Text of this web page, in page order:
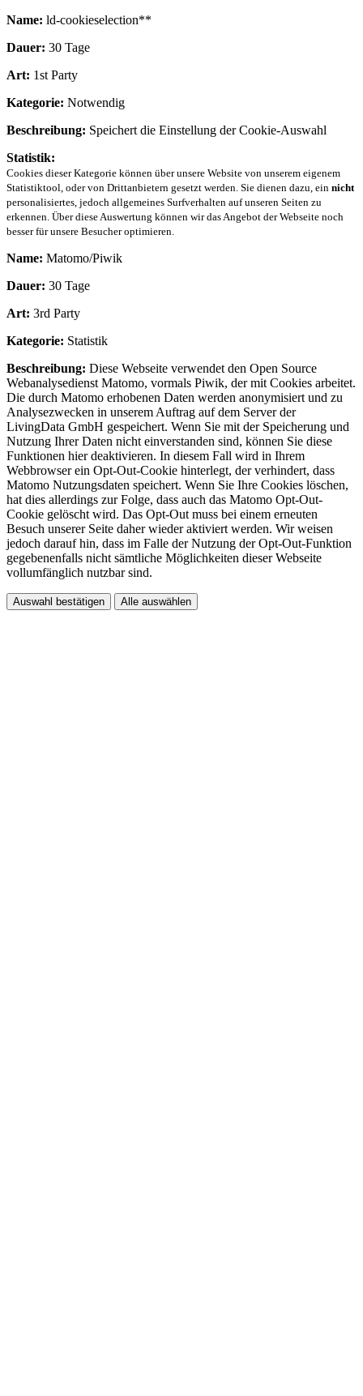
Name: ld-cookieselection**
Dauer: 30 Tage
Art: 1st Party
Kategorie: Notwendig
Beschreibung: Speichert die Einstellung der Cookie-Auswahl
Statistik:
Cookies dieser Kategorie können über unsere Website von unserem eigenem
Statistiktool, oder von Drittanbietern gesetzt werden. Sie dienen dazu, ein nicht
personalisiertes, jedoch allgemeines Surfverhalten auf unseren Seiten zu
erkennen. Über diese Auswertung können wir das Angebot der Webseite noch
besser für unsere Besucher optimieren.
Name: Matomo/Piwik
Dauer: 30 Tage
Art: 3rd Party
Kategorie: Statistik
Beschreibung: Diese Webseite verwendet den Open Source
Webanalysedienst Matomo, vormals Piwik, der mit Cookies arbeitet.
Die durch Matomo erhobenen Daten werden anonymisiert und zu
Analysezwecken in unserem Auftrag auf dem Server der
LivingData GmbH gespeichert. Wenn Sie mit der Speicherung und
Nutzung Ihrer Daten nicht einverstanden sind, können Sie diese
Funktionen hier deaktivieren. In diesem Fall wird in Ihrem
Webbrowser ein Opt-Out-Cookie hinterlegt, der verhindert, dass
Matomo Nutzungsdaten speichert. Wenn Sie Ihre Cookies löschen,
hat dies allerdings zur Folge, dass auch das Matomo Opt-Out-
Cookie gelöscht wird. Das Opt-Out muss bei einem erneuten
Besuch unserer Seite daher wieder aktiviert werden. Wir weisen
jedoch darauf hin, dass im Falle der Nutzung der Opt-Out-Funktion
gegebenenfalls nicht sämtliche Möglichkeiten dieser Webseite
vollumfänglich nutzbar sind.
Auswahl bestätigen Alle auswählen